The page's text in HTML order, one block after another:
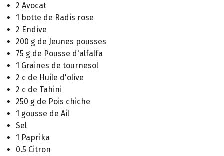
2 Avocat
1 botte de Radis rose
2 Endive
200 g de Jeunes pousses
75 g de Pousse d'alfalfa
1 Graines de tournesol
2 c de Huile d'olive
2 c de Tahini
250 g de Pois chiche
1 gousse de Ail
Sel
1 Paprika
0.5 Citron